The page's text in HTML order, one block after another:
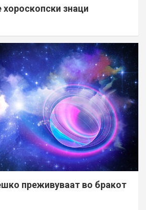
хороскопски знаци
преживуваат во бракот